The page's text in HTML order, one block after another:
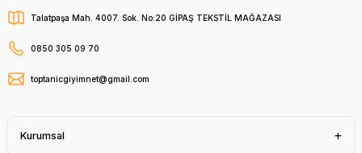
Talatpaşa Mah. 4007. Sok. No:20 GİPAŞ TEKSTİL MAĞAZASI
0850 305 09 70
toptanicgiyimnet@gmail.com
Kurumsal